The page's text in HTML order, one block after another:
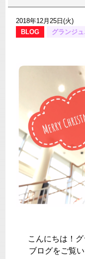
2018年12月25日(火)
BLOG
グランジ
こんにちは！
ブログをご覧